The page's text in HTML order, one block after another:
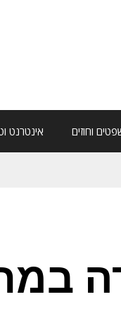
וחוזים אינטרנט